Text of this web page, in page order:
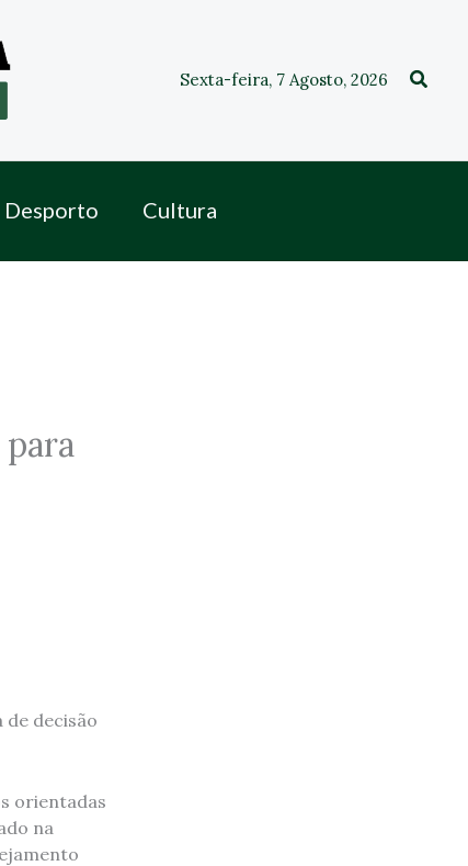
Sexta-feira, 7 Agosto, 2026
Desporto Cultura
decisão
orientadas
na